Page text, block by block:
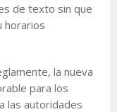
de texto sin que
horarios
la nueva
para los
las autoridades